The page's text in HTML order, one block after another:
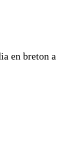
en breton a